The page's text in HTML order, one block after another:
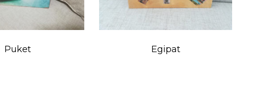
Puket Egipat